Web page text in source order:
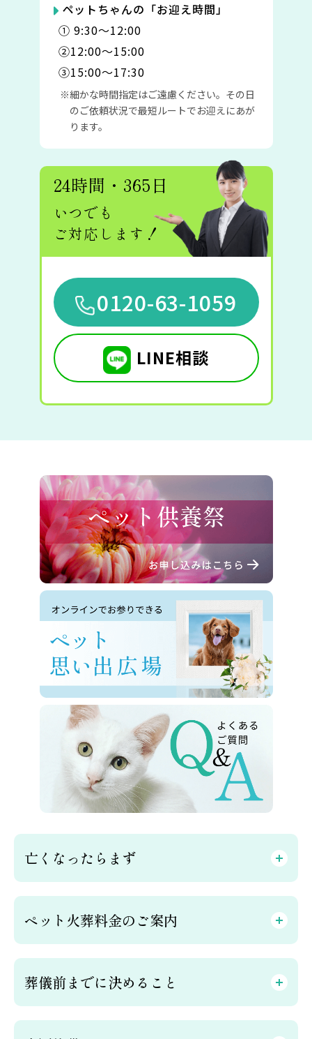
ペットちゃんの「お迎え時間」
① 9:30〜12:00
②12:00〜15:00
③15:00〜17:30
細かな時間指定はご遠慮ください。その日
のご依頼状況で最短ルートでお迎えにあが
ります。
24時間・365日
いつでも
ご対応します！
0120-63-1059
LINE相談
亡くなったらまず
ペット火葬料金のご案内
葬儀前までに決めること